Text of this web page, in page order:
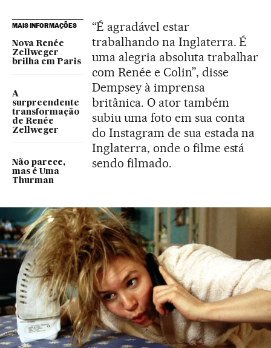
MAIS INFORMAÇÕES
Nova Renée
Zellweger
brilha em Paris
A
surpreendente
transformação
de Renée
Zellweger
Não parece,
mas é Uma
Thurman
“É agradável estar
trabalhando na Inglaterra. É
uma alegria absoluta trabalhar
com Renée e Colin”, disse
Dempsey à imprensa
britânica. O ator também
subiu uma foto em sua conta
do Instagram de sua estada na
Inglaterra, onde o filme está
sendo filmado.